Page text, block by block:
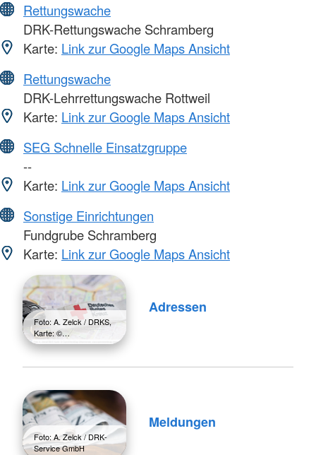
Rettungswache
DRK-Rettungswache Schramberg
Karte: Link zur Google Maps Ansicht
Rettungswache
DRK-Lehrrettungswache Rottweil
Karte: Link zur Google Maps Ansicht
SEG Schnelle Einsatzgruppe
--
Karte: Link zur Google Maps Ansicht
Sonstige Einrichtungen
Fundgrube Schramberg
Karte: Link zur Google Maps Ansicht
Foto: A. Zelck / DRKS,
Karte: ©…
Adressen
Foto: A. Zelck / DRK-
Service GmbH
Meldungen